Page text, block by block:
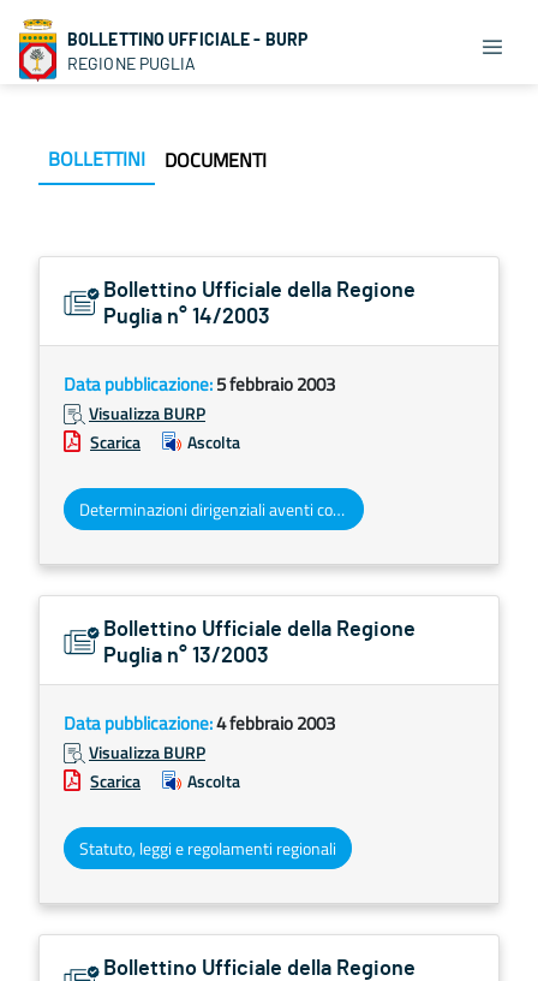
BOLLETTINO UFFICIALE - BURP
REGIONE PUGLIA
BOLLETTINI DOCUMENTI
Bollettino Ufficiale della Regione
Puglia n° 14/2003
Data pubblicazione:5 febbraio 2003
Visualizza BURP
Scarica
Ascolta
Determinazioni dirigenziali aventi contenuto di interesse generale
Bollettino Ufficiale della Regione
Puglia n° 13/2003
Data pubblicazione:4 febbraio 2003
Visualizza BURP
Scarica
Ascolta
Statuto, leggi e regolamenti regionali
Bollettino Ufficiale della Regione